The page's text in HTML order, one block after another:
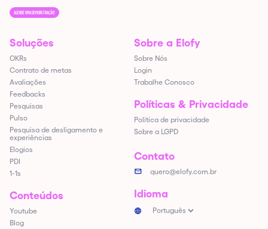
AGENDE UMA DEMONSTRAÇÃO!
Soluções
OKRs
Contrato de metas
Avaliações
Feedbacks
Pesquisas
Pulso
Pesquisa de desligamento e
experiências
Elogios
PDI
1-1s
Conteúdos
Youtube
Blog
Sobre a Elofy
Sobre Nós
Login
Trabalhe Conosco
Políticas & Privacidade
Política de privacidade
Sobre a LGPD
Contato
quero@elofy.com.br
Idioma